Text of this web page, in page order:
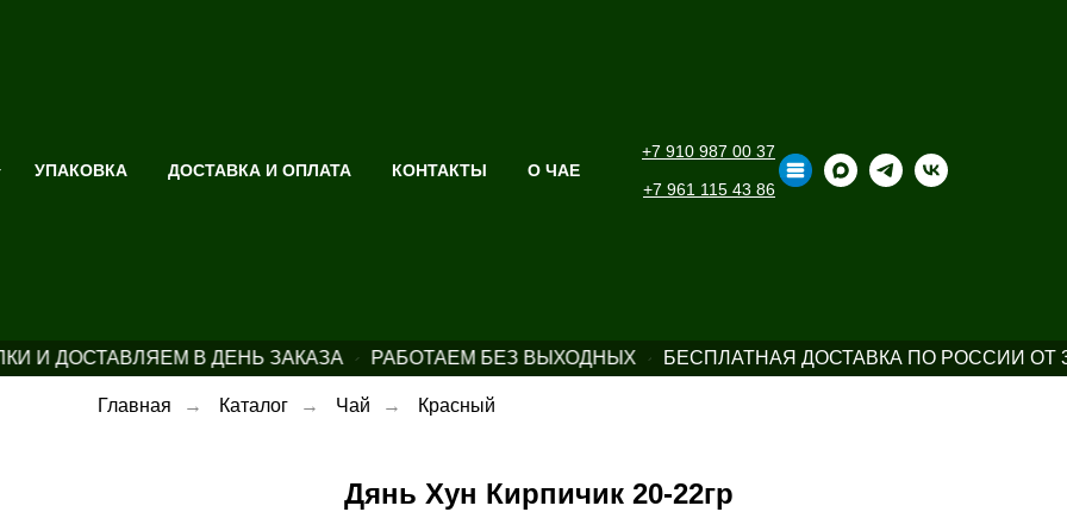
УПАКОВКА ДОСТАВКА И ОПЛАТА КОНТАКТЫ О ЧАЕ
+7 910 987 00 37
+7 961 115 43 86
И ДОСТАВЛЯЕМ В ДЕНЬ ЗАКАЗА РАБОТАЕМ БЕЗ ВЫХОДНЫХ БЕСПЛАТНАЯ ДОСТАВКА ПО РОССИИ ОТ
Главная → Каталог → Чай → Красный
Дянь Хун Кирпичик 20-22гр